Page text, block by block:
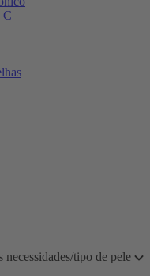
C
tipo de pele